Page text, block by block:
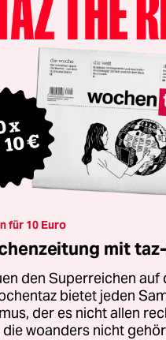
für 10 Euro
mit
den Superreichen auf
bietet jeden
der es nicht allen
woanders nicht